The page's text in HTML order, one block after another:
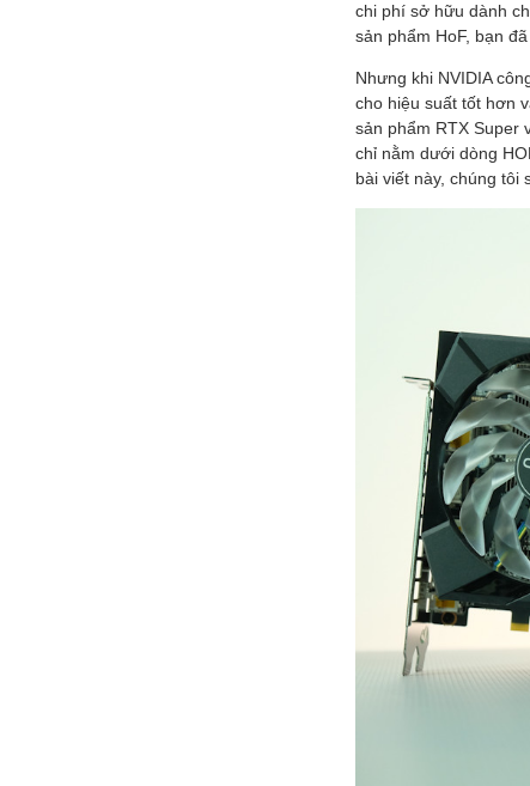
chi phí sở hữu dành
sản phẩm HoF, bạn
Nhưng khi NVIDIA
cho hiệu suất tốt hơn
sản phẩm RTX Super
chỉ nằm dưới dòng
bài viết này, chúng tôi